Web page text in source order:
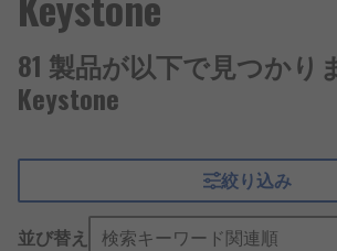
81 製品が以下で見つかり
Keystone
絞り込み
並び替え 検索キーワード関連順